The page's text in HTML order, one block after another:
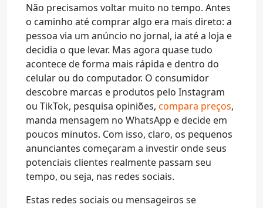
Não precisamos voltar muito no tempo. Antes
o caminho até comprar algo era mais direto: a
pessoa via um anúncio no jornal, ia até a loja e
decidia o que levar. Mas agora quase tudo
acontece de forma mais rápida e dentro do
celular ou do computador. O consumidor
descobre marcas e produtos pelo Instagram
ou TikTok, pesquisa opiniões, compara preços,
manda mensagem no WhatsApp e decide em
poucos minutos. Com isso, claro, os pequenos
anunciantes começaram a investir onde seus
potenciais clientes realmente passam seu
tempo, ou seja, nas redes sociais.
Estas redes sociais ou mensageiros se